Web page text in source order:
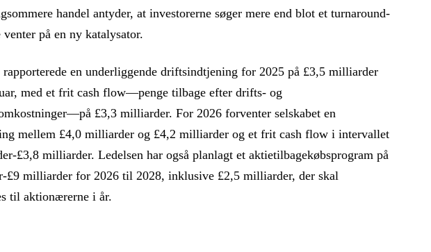
handel antyder, at investorerne søger mere end blot et turnaround-
på en ny katalysator.
en underliggende driftsindtjening for 2025 på £3,5 milliarder
med et frit cash flow—penge tilbage efter drifts- og
£3,3 milliarder. For 2026 forventer selskabet en
mellem £4,0 milliarder og £4,2 milliarder og et frit cash flow i intervallet
£3,8 milliarder. Ledelsen har også planlagt et aktietilbagekøbsprogram på
£9 milliarder for 2026 til 2028, inklusive £2,5 milliarder, der skal
til aktionærerne i år.